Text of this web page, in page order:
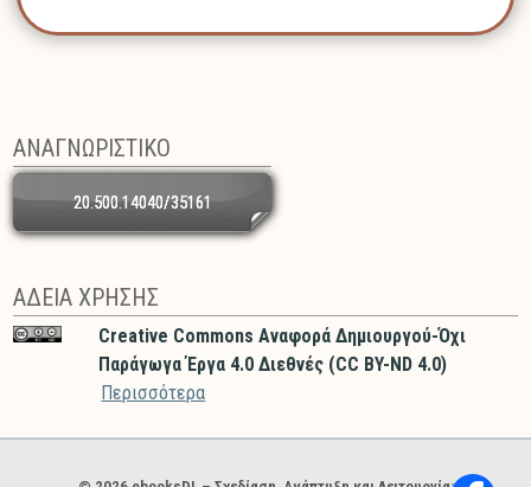
ΑΝΑΓΝΩΡΙΣΤΙΚΟ
20.500.14040/35161
ΑΔΕΙΑ ΧΡΗΣΗΣ
Creative Commons Αναφορά Δημιουργού-Όχι
Παράγωγα Έργα 4.0 Διεθνές (CC BY-ND 4.0)
Περισσότερα